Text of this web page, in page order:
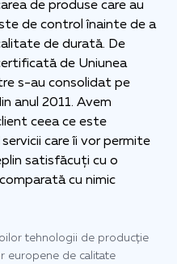
de produse care au
de control înainte de a
de durată. De
de Uniunea
s-au consolidat pe
anul 2011. Avem
ceea ce este
care îi vor permite
satisfăcuți cu o
cu nimic
tehnologii de producție
europene de calitate